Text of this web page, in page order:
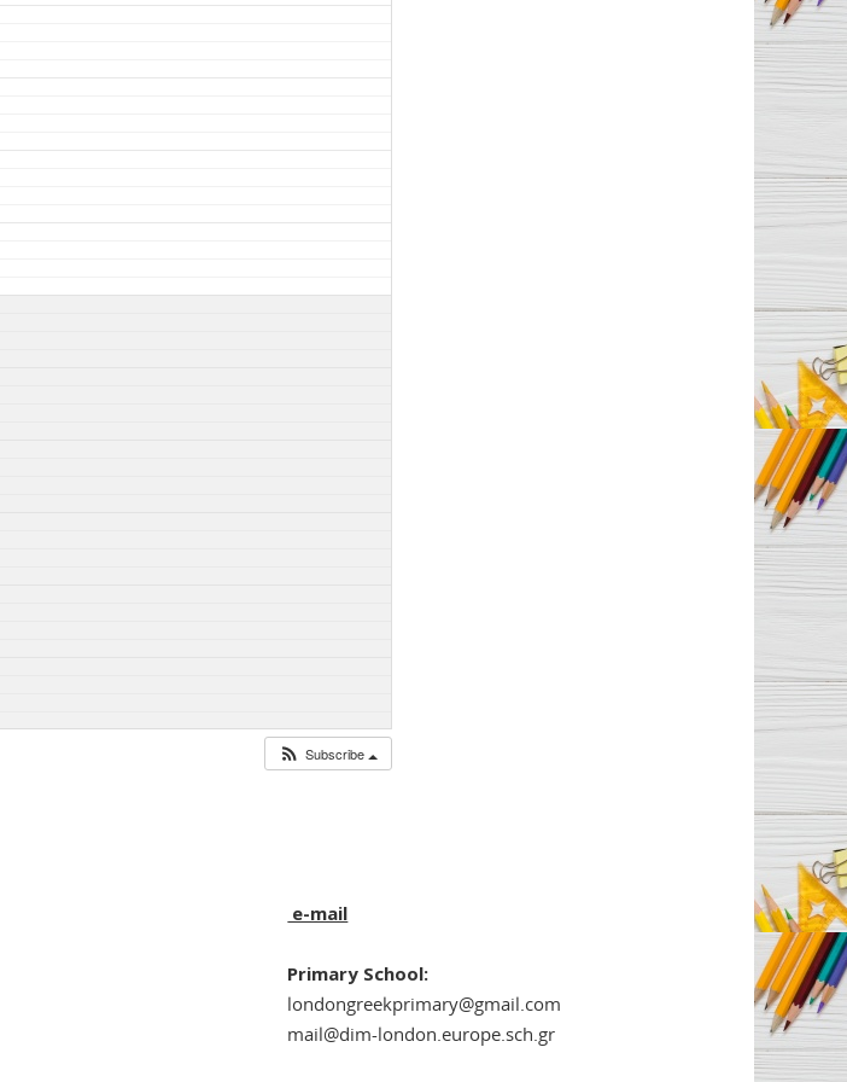
Subscribe
e-mail
Primary School:
londongreekprimary@gmail.com
mail@dim-london.europe.sch.gr